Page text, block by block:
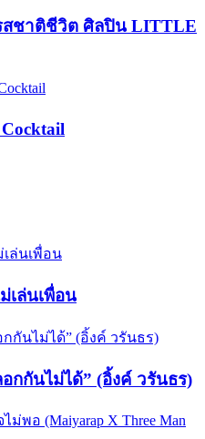
สชาติชีวิต ศิลปิน LITTLE
เล่นเพื่อน
กกันไม่ได้” (อิ้งค์ วรันธร)